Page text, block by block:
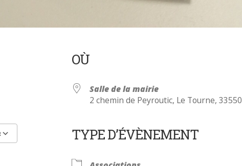
OÙ
Salle de la mairie
2 chemin de Peyroutic, Le Tourne, 33550
TYPE D’ÉVÈNEMENT